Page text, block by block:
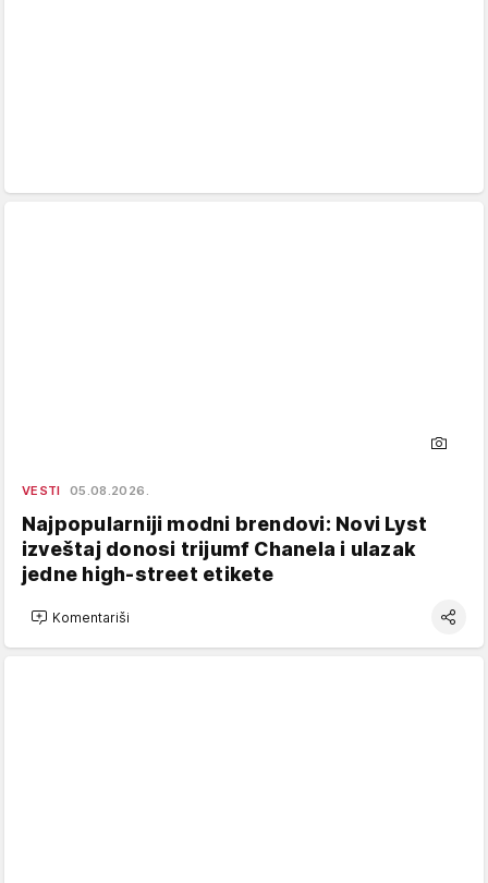
VESTI 05.08.2026.
Najpopularniji modni brendovi: Novi Lyst
izveštaj donosi trijumf Chanela i ulazak
jedne high-street etikete
Komentariši